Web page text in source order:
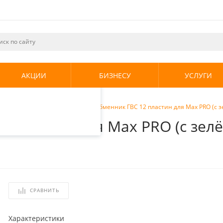
и
использования.
.
АКЦИИ БИЗНЕСУ УСЛУГИ
Vaillant Теплообменник ГВС 12 пластин для Max PRO
пластин для Max PRO (с
СРАВНИТЬ
Характеристики